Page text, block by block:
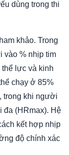
dùng trong thi
khảo. Trong
vào % nhịp tim
thể lực và kinh
chạy ở 85%
trong khi người
đa (HRmax). Hệ
kết hợp nhịp
độ chính xác